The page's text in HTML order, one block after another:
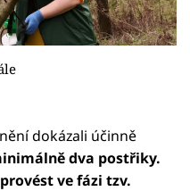
dokázali účinně
dva postřiky.
ve fázi tzv.